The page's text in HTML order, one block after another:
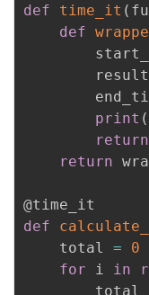
def time_it (
def
        result
print (
return
return
@time_it
def
    total
=
0
for i in
        total